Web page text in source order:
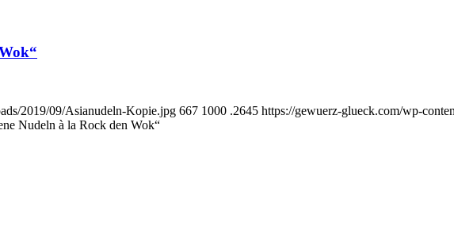
2019/09/Asianudeln-Kopie.jpg 667 1000 .2645 https://gewuerz-glueck.com/wp-
Nudeln à la Rock den Wok“